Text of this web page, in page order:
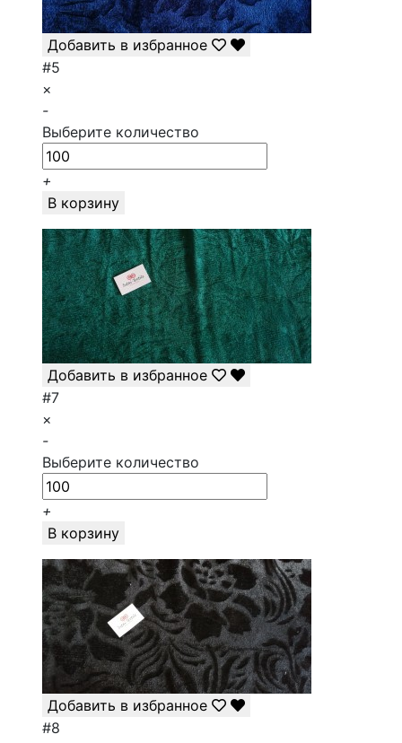
Добавить в избранное
#5
×
-
Выберите количество
+
В корзину
Добавить в избранное
#7
×
-
Выберите количество
+
В корзину
Добавить в избранное
#8